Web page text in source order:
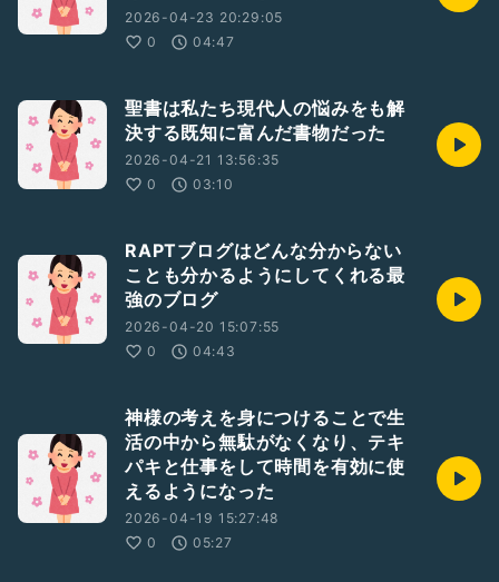
2026-04-23 20:29:05
0
04:47
聖書は私たち現代人の悩みをも解
決する既知に富んだ書物だった
2026-04-21 13:56:35
0
03:10
RAPTブログはどんな分からない
ことも分かるようにしてくれる最
強のブログ
2026-04-20 15:07:55
0
04:43
神様の考えを身につけることで生
活の中から無駄がなくなり、テキ
パキと仕事をして時間を有効に使
えるようになった
2026-04-19 15:27:48
0
05:27